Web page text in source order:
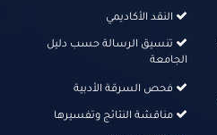
النقد الأكاديمي
تنسيق الرسالة حسب دليل
الجامعة
فحص السرقة الأدبية
مناقشة النتائج وتفسيرها